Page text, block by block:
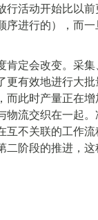
行活动开始比以
序进行的），而
定会改变。采
更有效地进行大
此时产量正在
流交织在一起
不关联的工作
阶段的推进，这